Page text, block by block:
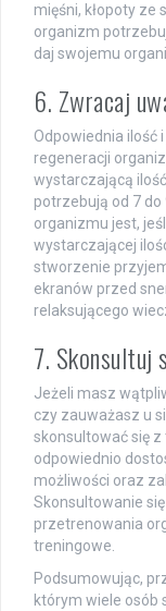
mięśni, kłopoty ze
organizm
daj swojemu
6. Zwracaj
Odpowiednia ilość
regeneracji
wystarczającą
potrzebują od 7 do
organizmu jest,
wystarczającej
stworzenie
ekranów przed
relaksującego
7. Skonsultuj
Jeżeli masz
czy zauważasz u
skonsultować się
odpowiednio
możliwości oraz
Skonsultowanie
przetrenowania
treningowe.
Podsumowując,
którym wiele osób